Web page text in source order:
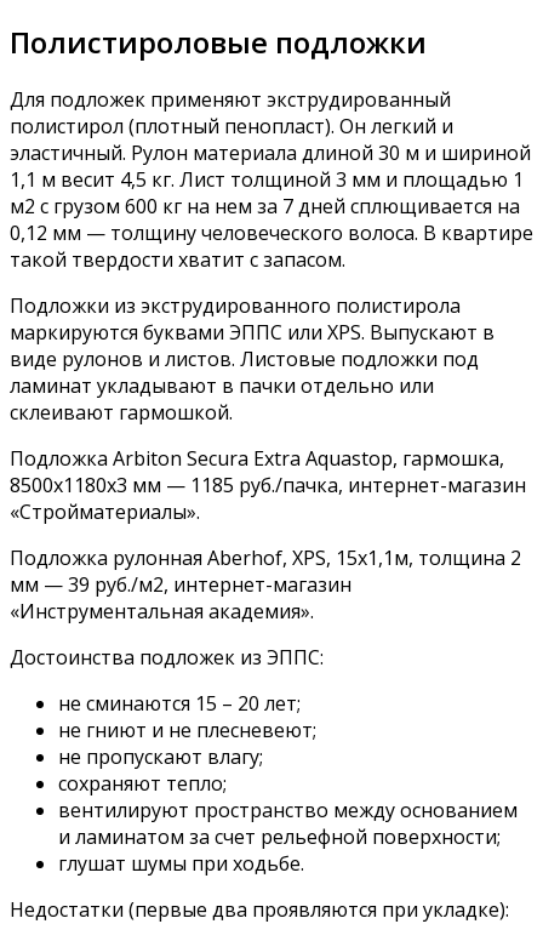
Полистироловые подложки
Для подложек применяют экструдированный
полистирол (плотный пенопласт). Он легкий и
эластичный. Рулон материала длиной 30 м и шириной
1,1 м весит 4,5 кг. Лист толщиной 3 мм и площадью 1
м2 с грузом 600 кг на нем за 7 дней сплющивается на
0,12 мм — толщину человеческого волоса. В квартире
такой твердости хватит с запасом.
Подложки из экструдированного полистирола
маркируются буквами ЭППС или XPS. Выпускают в
виде рулонов и листов. Листовые подложки под
ламинат укладывают в пачки отдельно или
склеивают гармошкой.
Подложка Arbiton Secura Extra Aquastop, гармошка,
8500х1180х3 мм — 1185 руб./пачка, интернет-магазин
«Стройматериалы».
Подложка рулонная Aberhof, XPS, 15х1,1м, толщина 2
мм — 39 руб./м2, интернет-магазин
«Инструментальная академия».
Достоинства подложек из ЭППС:
не сминаются 15 – 20 лет;
не гниют и не плесневеют;
не пропускают влагу;
сохраняют тепло;
вентилируют пространство между основанием
и ламинатом за счет рельефной поверхности;
глушат шумы при ходьбе.
Недостатки (первые два проявляются при укладке):